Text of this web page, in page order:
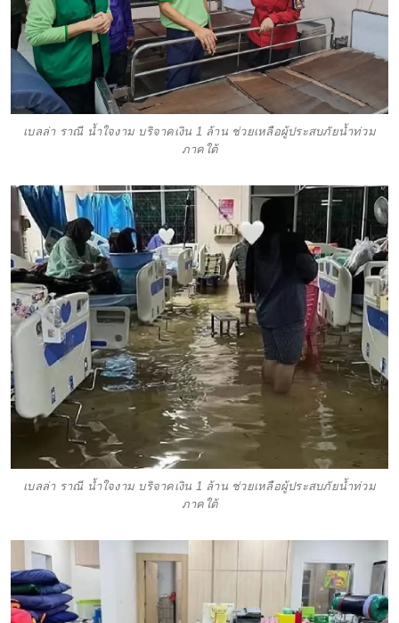
เบลล่า ราณี น้ำใจงาม บริจาคเงิน 1 ล้าน ช่วยเหลือผู้ประสบภัยน้ำท่วม
ภาคใต้
เบลล่า ราณี น้ำใจงาม บริจาคเงิน 1 ล้าน ช่วยเหลือผู้ประสบภัยน้ำท่วม
ภาคใต้